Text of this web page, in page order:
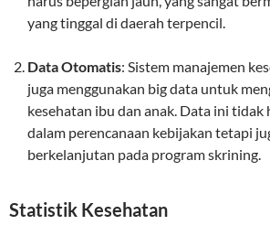
yang tinggal di daerah terpencil.
Data Otomatis: Sistem manajemen
juga menggunakan big data untuk
kesehatan ibu dan anak. Data ini tidak
dalam perencanaan kebijakan tetapi
berkelanjutan pada program skrining.
Statistik Kesehatan